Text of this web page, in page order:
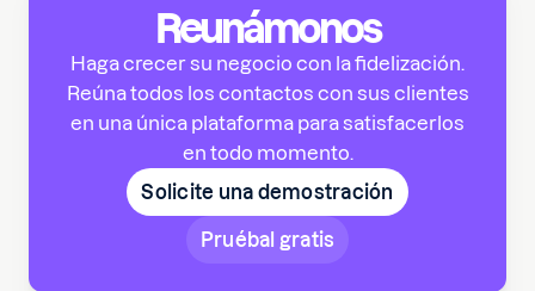
Reunámonos
Haga crecer su negocio con la fidelización.
Reúna todos los contactos con sus clientes
en una única plataforma para satisfacerlos
en todo momento.
Solicite una demostración
Pruébal gratis